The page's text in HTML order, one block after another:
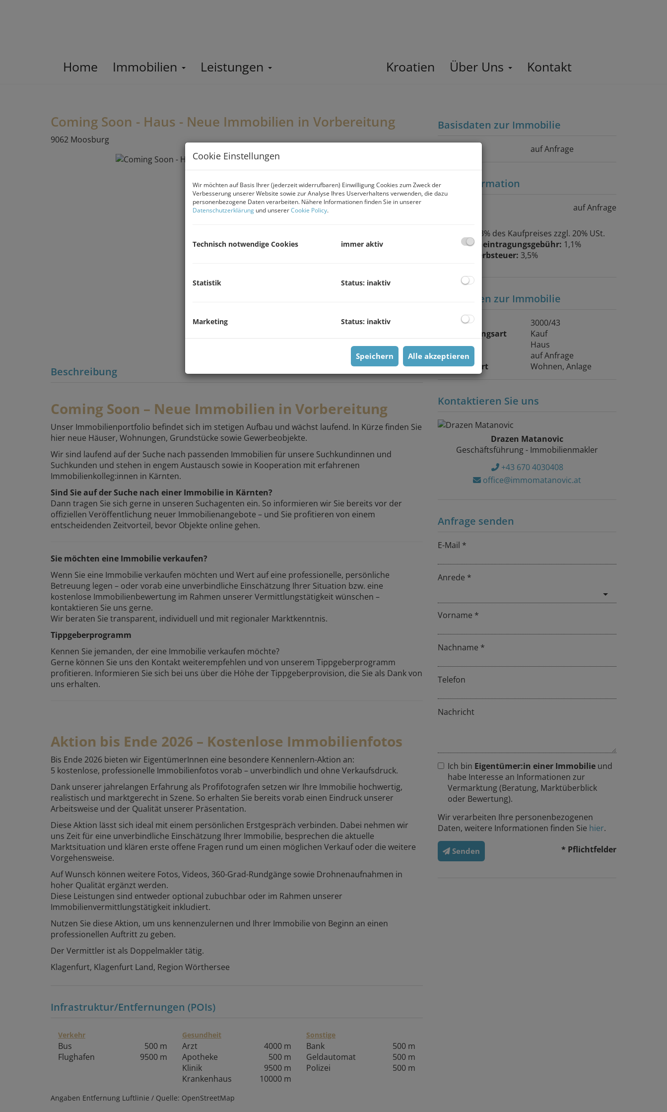
Home Immobilien Leistungen Kroatien Über Uns Kontakt
Coming Soon - Haus - Neue Immobilien in Vorbereitung
9062 Moosburg
Beschreibung
Coming Soon – Neue Immobilien in Vorbereitung
Unser Immobilienportfolio befindet sich im stetigen Aufbau und wächst laufend. In Kürze finden Sie
hier neue Häuser, Wohnungen, Grundstücke sowie Gewerbeobjekte.
Wir sind laufend auf der Suche nach passenden Immobilien für unsere Suchkundinnen und
Suchkunden und stehen in engem Austausch sowie in Kooperation mit erfahrenen
Immobilienkolleg:innen in Kärnten.
Sind Sie auf der Suche nach einer Immobilie in Kärnten?
Dann tragen Sie sich gerne in unseren Suchagenten ein. So informieren wir Sie bereits vor der
offiziellen Veröffentlichung neuer Immobilienangebote – und Sie profitieren von einem
entscheidenden Zeitvorteil, bevor Objekte online gehen.
Sie möchten eine Immobilie verkaufen?
Wenn Sie eine Immobilie verkaufen möchten und Wert auf eine professionelle, persönliche
Betreuung legen – oder vorab eine unverbindliche Einschätzung Ihrer Situation bzw. eine
kostenlose Immobilienbewertung im Rahmen unserer Vermittlungstätigkeit wünschen –
kontaktieren Sie uns gerne.
Wir beraten Sie transparent, individuell und mit regionaler Marktkenntnis.
Tippgeberprogramm
Kennen Sie jemanden, der eine Immobilie verkaufen möchte?
Gerne können Sie uns den Kontakt weiterempfehlen und von unserem Tippgeberprogramm
profitieren. Informieren Sie sich bei uns über die Höhe der Tippgeberprovision, die Sie als Dank von
uns erhalten.
Aktion bis Ende 2026 – Kostenlose Immobilienfotos
Bis Ende 2026 bieten wir EigentümerInnen eine besondere Kennenlern-Aktion an:
5 kostenlose, professionelle Immobilienfotos vorab – unverbindlich und ohne Verkaufsdruck.
Dank unserer jahrelangen Erfahrung als Profifotografen setzen wir Ihre Immobilie hochwertig,
realistisch und marktgerecht in Szene. So erhalten Sie bereits vorab einen Eindruck unserer
Arbeitsweise und der Qualität unserer Präsentation.
Diese Aktion lässt sich ideal mit einem persönlichen Erstgespräch verbinden. Dabei nehmen wir
uns Zeit für eine unverbindliche Einschätzung Ihrer Immobilie, besprechen die aktuelle
Marktsituation und klären erste offene Fragen rund um einen möglichen Verkauf oder die weitere
Vorgehensweise.
Auf Wunsch können weitere Fotos, Videos, 360-Grad-Rundgänge sowie Drohnenaufnahmen in
hoher Qualität ergänzt werden.
Diese Leistungen sind entweder optional zubuchbar oder im Rahmen unserer
Immobilienvermittlungstätigkeit inkludiert.
Nutzen Sie diese Aktion, um uns kennenzulernen und Ihrer Immobilie von Beginn an einen
professionellen Auftritt zu geben.
Der Vermittler ist als Doppelmakler tätig.
Klagenfurt, Klagenfurt Land, Region Wörthersee
Infrastruktur/Entfernungen (POIs)
Verkehr
Bus
500 m
Flughafen
9500 m
Gesundheit
Arzt
4000 m
Apotheke
500 m
Klinik
9500 m
Krankenhaus
10000 m
Sonstige
Bank
500 m
Geldautomat
500 m
Polizei
500 m
Angaben Entfernung Luftlinie / Quelle: OpenStreetMap
Basisdaten zur Immobilie
auf Anfrage
Preisinformation
auf Anfrage
3% des Kaufpreises zzgl. 20% USt.
Grundbucheintragungsgebühr: 1,1%
Grunderwerbsteuer: 3,5%
Basisdaten zur Immobilie
Objektnr.
3000/43
Vermarktungsart
Kauf
Objektart
Haus
Kaufpreis
auf Anfrage
Nutzungsart
Wohnen Anlage
Kontaktieren Sie uns
Drazen Matanovic
Geschäftsführung - Immobilienmakler
+43 670 4030408
office@immomatanovic.at
Anfrage senden
E-Mail
Anrede
Vorname
Nachname
Telefon
Nachricht
Ich bin Eigentümer:in einer Immobilie und
habe Interesse an Informationen zur
Vermarktung (Beratung, Marktüberblick
oder Bewertung).
Wir verarbeiten Ihre personenbezogenen
Daten, weitere Informationen finden Sie hier.
Senden * Pflichtfelder
Cookie Einstellungen
Wir möchten auf Basis Ihrer (jederzeit widerrufbaren) Einwilligung Cookies zum Zweck der
Verbesserung unserer Website sowie zur Analyse Ihres Userverhaltens verwenden, die dazu
personenbezogene Daten verarbeiten. Nähere Informationen finden Sie in unserer
Datenschutzerklärung und unsererCookie Policy.
Technisch notwendige Cookies immer aktiv
Statistik Status: inaktiv
Marketing Status: inaktiv
Speichern Alle akzeptieren